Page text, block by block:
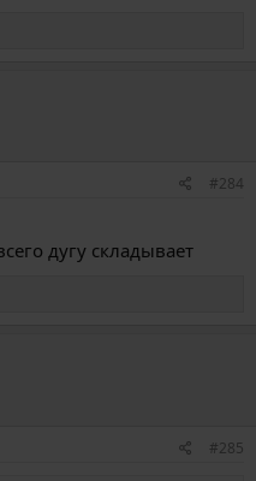
#284
дугу складывает
#285